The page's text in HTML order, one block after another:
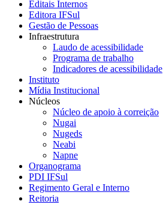
Editais Internos
Editora IFSul
Gestão de Pessoas
Infraestrutura
Laudo de acessibilidade
Programa de trabalho
Indicadores de acessibilidade
Instituto
Mídia Institucional
Núcleos
Núcleo de apoio à correição
Nugai
Nugeds
Neabi
Napne
Organograma
PDI IFSul
Regimento Geral e Interno
Reitoria